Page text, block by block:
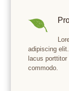
adipiscing
lacus
commodo.